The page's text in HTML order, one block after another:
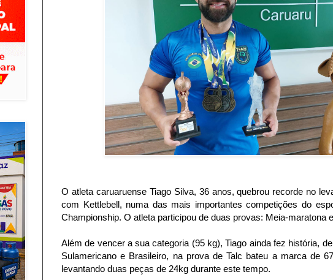
O atleta caruaruense Tiago Silva, 36 anos, quebrou recorde no
com Kettlebell, numa das mais importantes competições do
Championship. O atleta participou de duas provas: Meia-maratona
Além de vencer a sua categoria (95 kg), Tiago ainda fez história,
Sulamericano e Brasileiro, na prova de Talc bateu a marca de
levantando duas peças de 24kg durante este tempo.